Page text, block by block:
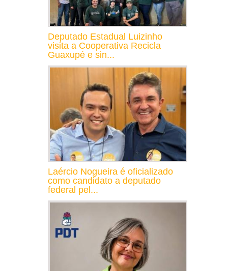
Deputado Estadual Luizinho
visita a Cooperativa Recicla
Guaxupé e sin...
Laércio Nogueira é oficializado
como candidato a deputado
federal pel...